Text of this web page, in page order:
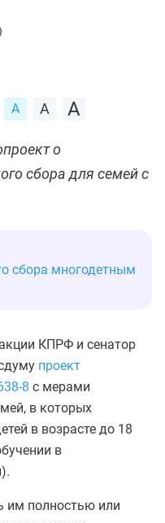
о
сбора для семей с
сбора многодетным
КПРФ и сенатор
проект
8 с мерами
в которых
в возрасте до 18
в
им полностью или